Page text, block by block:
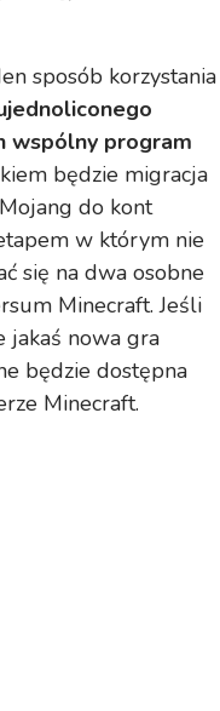
sposób korzystania
wspólny program
będzie migracja
do kont
w którym nie
się na dwa osobne
Minecraft. Jeśli
jakaś nowa gra
będzie dostępna
Minecraft.